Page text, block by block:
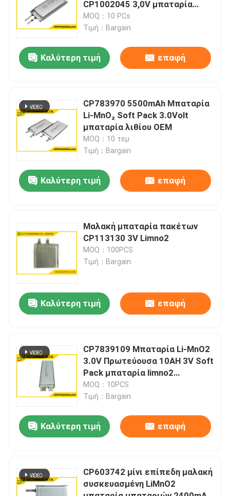
Προϊόντα
Περίπου εμείς
Γύρος εργοστασίων
Μας ελάτε σε επαφή με
Ειδήσεις
Περιπτώσεις
Μπαταρία διοξειδίου μαγγάνιου λίθιου
CP1002045 3,0V μπαταρία
λιθίου 2000mah
MOQ：10 PCs
Τιμή：Bargain
Καλύτερη τιμή επαφή
CP783970 5500mAh Μπαταρία
Li-MnO₂ Soft Pack 3.0Volt
μπαταρία λιθίου OEM
MOQ：10 τεμ
Τιμή：Bargain
Καλύτερη τιμή επαφή
Μαλακή μπαταρία πακέτων
CP113130 3V Limno2
MOQ：100PCS
Τιμή：Bargain
Καλύτερη τιμή επαφή
CP7839109 Μπαταρία Li-MnO2
3.0V Πρωτεύουσα 10AH 3V Soft
Pack μπαταρία limno2
CP7839109
MOQ：10PCS
Τιμή：Bargain
Καλύτερη τιμή επαφή
CP603742 μίνι επίπεδη μαλακή
συσκευασμένη LiMnO2